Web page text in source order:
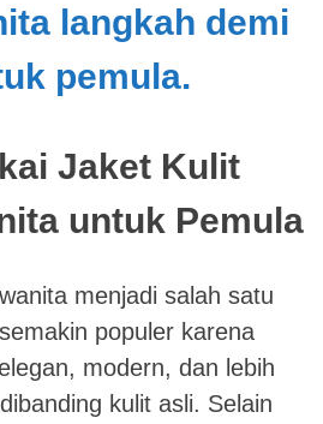
langkah demi
pemula.
Jaket Kulit
untuk Pemula
menjadi salah satu
populer karena
modern, dan lebih
kulit asli. Selain